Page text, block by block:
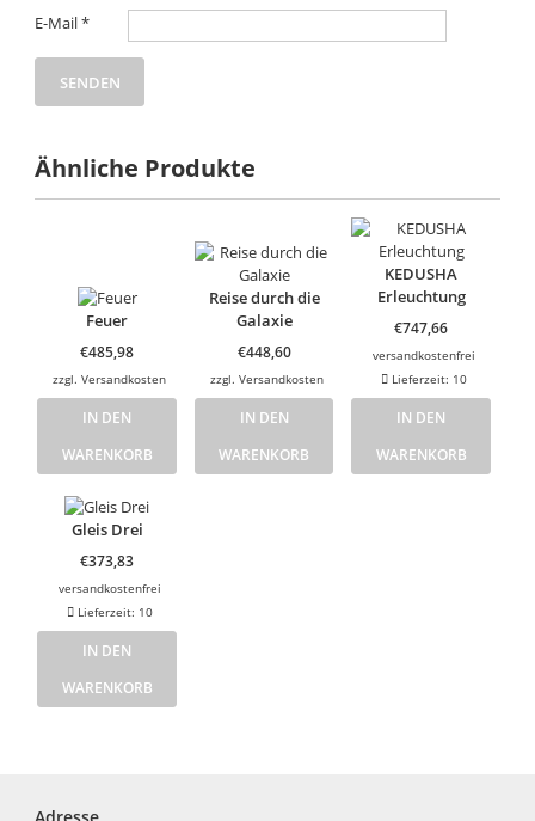
E-Mail*
Ähnliche Produkte
Feuer
€485,98
zzgl.Versandkosten
IN DEN
WARENKORB
Reise durch die
Galaxie
€448,60
zzgl. Versandkosten
IN DEN
WARENKORB
KEDUSHA
Erleuchtung
€747,66
versandkostenfrei
Lieferzeit: 10
IN DEN
WARENKORB
Gleis Drei
€373,83
versandkostenfrei
Lieferzeit: 10
IN DEN
WARENKORB
Adresse